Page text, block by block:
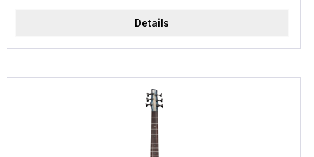
Finish: Öl Halsdicke 1. Bund (mm): 19,5 Halsdicke
Sattel (mm): 45 Halsbreite Ende (mm): 68 Anzahl
Abalone oval Korpus: Esche Finish: Satin
Polyurethan Brücke: Accu-cast B505
Saitenabstand (mm): 16,5 Nut: Kunststoff
Stimmmechaniken: Ibanez machine heads Farbe
Details